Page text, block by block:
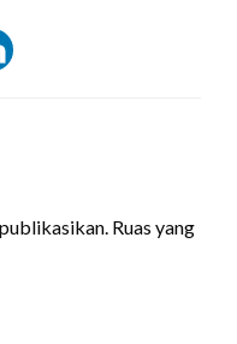
Ruas yang